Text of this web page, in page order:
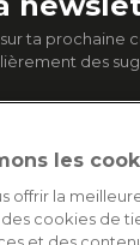
ta prochaine
des
les
offrir la
cookies de